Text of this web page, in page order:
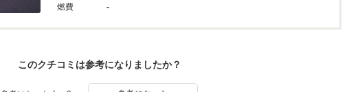
燃費
-
このクチコミは参考になりましたか？